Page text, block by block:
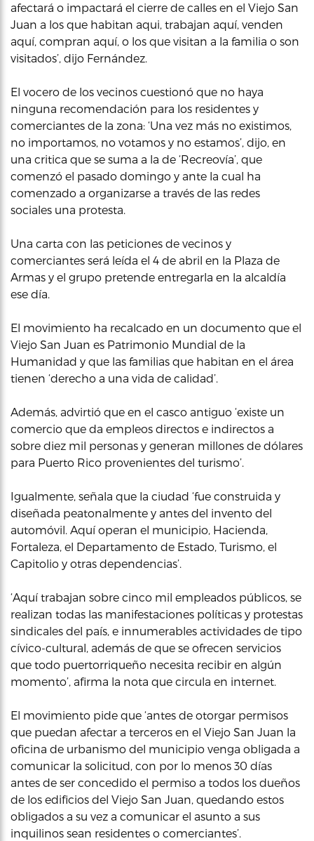
afectará o impactará el cierre de calles en el Viejo San
Juan a los que habitan aqui, trabajan aquí, venden
aquí, compran aquí, o los que visitan a la familia o son
visitados’, dijo Fernández.
El vocero de los vecinos cuestionó que no haya
ninguna recomendación para los residentes y
comerciantes de la zona: ‘Una vez más no existimos,
no importamos, no votamos y no estamos’, dijo, en
una critica que se suma a la de ‘Recreovía’, que
comenzó el pasado domingo y ante la cual ha
comenzado a organizarse a través de las redes
sociales una protesta.
Una carta con las peticiones de vecinos y
comerciantes será leída el 4 de abril en la Plaza de
Armas y el grupo pretende entregarla en la alcaldía
ese día.
El movimiento ha recalcado en un documento que el
Viejo San Juan es Patrimonio Mundial de la
Humanidad y que las familias que habitan en el área
tienen ‘derecho a una vida de calidad’.
Además, advirtió que en el casco antiguo ‘existe un
comercio que da empleos directos e indirectos a
sobre diez mil personas y generan millones de dólares
para Puerto Rico provenientes del turismo’.
Igualmente, señala que la ciudad ‘fue construida y
diseñada peatonalmente y antes del invento del
automóvil. Aquí operan el municipio, Hacienda,
Fortaleza, el Departamento de Estado, Turismo, el
Capitolio y otras dependencias’.
‘Aquí trabajan sobre cinco mil empleados públicos, se
realizan todas las manifestaciones políticas y protestas
sindicales del país, e innumerables actividades de tipo
cívico-cultural, además de que se ofrecen servicios
que todo puertorriqueño necesita recibir en algún
momento’, afirma la nota que circula en internet.
El movimiento pide que ‘antes de otorgar permisos
que puedan afectar a terceros en el Viejo San Juan la
oficina de urbanismo del municipio venga obligada a
comunicar la solicitud, con por lo menos 30 días
antes de ser concedido el permiso a todos los dueños
de los edificios del Viejo San Juan, quedando estos
obligados a su vez a comunicar el asunto a sus
inquilinos sean residentes o comerciantes’.